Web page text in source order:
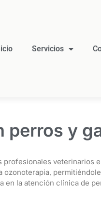
Servicios
perros y
profesionales veterinarios
ozonoterapia,
en la atención clínica de